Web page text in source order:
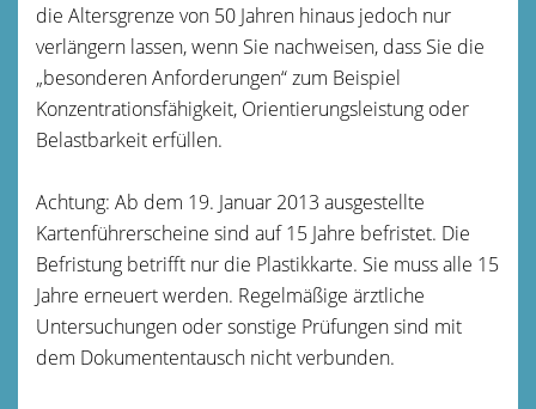
die Altersgrenze von 50 Jahren hinaus jedoch nur
verlängern lassen, wenn Sie nachweisen, dass Sie die
„besonderen Anforderungen“ zum Beispiel
Konzentrationsfähigkeit, Orientierungsleistung oder
Belastbarkeit erfüllen.
Achtung: Ab dem 19. Januar 2013 ausgestellte
Kartenführerscheine sind auf 15 Jahre befristet. Die
Befristung betrifft nur die Plastikkarte. Sie muss alle 15
Jahre erneuert werden. Regelmäßige ärztliche
Untersuchungen oder sonstige Prüfungen sind mit
dem Dokumententausch nicht verbunden.